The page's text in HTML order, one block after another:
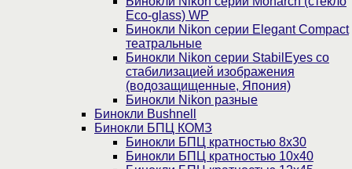
Eco-glass) WP
Бинокли Nikon серии Elegant Compact
театральные
Бинокли Nikon серии StabilEyes со
стабилизацией изображения
(водозащищенные, Япония)
Бинокли Nikon разные
Бинокли Bushnell
Бинокли БПЦ КОМЗ
Бинокли БПЦ кратностью 8х30
Бинокли БПЦ кратностью 10х40